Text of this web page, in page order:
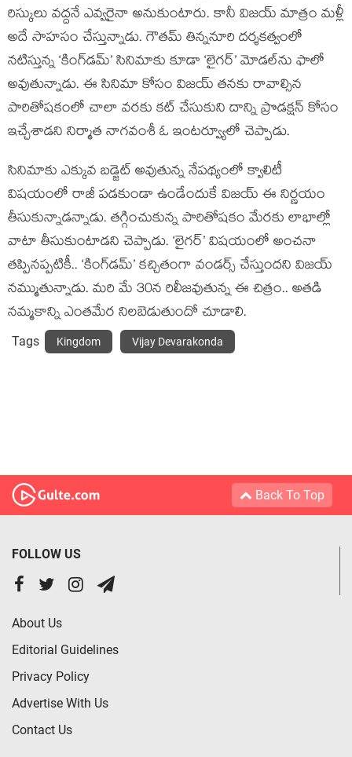
రిస్కులు వద్దనే ఎవ్వరైనా అనుకుంటారు. కానీ విజయ్ మాత్రం మళ్లీ
అదే సాహసం చేస్తున్నాడు. గౌతమ్ తిన్ననూరి దర్శకత్వంలో
నటిస్తున్న ‘కింగ్‌డమ్’ సినిమాకు కూడా ‘లైగర్’ మోడల్‌ను ఫాలో
అవుతున్నాడు. ఈ సినిమా కోసం విజయ్ తనకు రావాల్సిన
పారితోషకంలో చాలా వరకు కట్ చేసుకుని దాన్ని ప్రొడక్షన్ కోసం
ఇచ్చేశాడని నిర్మాత నాగవంశీ ఓ ఇంటర్వ్యూలో చెప్పాడు.
సినిమాకు ఎక్కువ బడ్జెట్ అవుతున్న నేపథ్యంలో క్వాలిటీ
విషయంలో రాజీ పడకుండా ఉండేందుకే విజయ్ ఈ నిర్ణయం
తీసుకున్నాడన్నాడు. తగ్గించుకున్న పారితోషకం మేరకు లాభాల్లో
వాటా తీసుకుంటాడని చెప్పాడు. ‘లైగర్’ విషయంలో అంచనా
తప్పినప్పటికీ.. ‘కింగ్‌డమ్’ కచ్చితంగా వండర్స్ చేస్తుందని విజయ్
నమ్ముతున్నాడు. మరి మే 30న రిలీజవుతున్న ఈ చిత్రం.. అతడి
నమ్మకాన్ని ఎంతమేర నిలబెడుతుందో చూడాలి.
Tags Kingdom Vijay Devarakonda
Back To Top
FOLLOW US
About Us
Editorial Guidelines
Privacy Policy
Advertise With Us
Contact Us